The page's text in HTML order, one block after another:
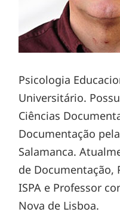
Psicologia
Universitário.
Ciências
Documentação
Salamanca.
de Documentação,
ISPA e Professor
Nova de Lisboa.